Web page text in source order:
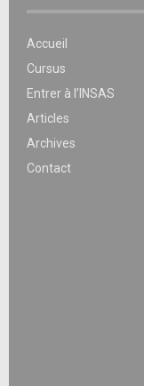
Accueil
Cursus
Entrer à l’INSAS
Articles
Archives
Contact